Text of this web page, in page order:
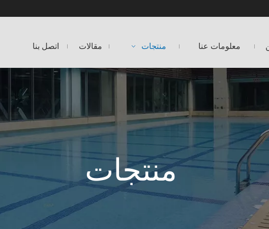
معلومات عنا منتجات مقالات اتصل بنا
منتجات